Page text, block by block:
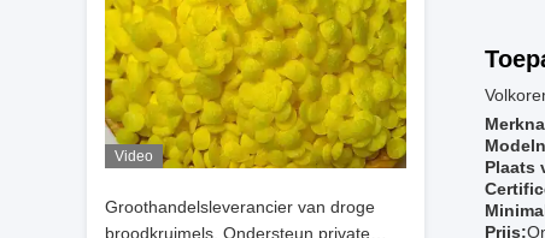
Video
Groothandelsleverancier van droge
broodkruimels. Ondersteun private
Plaats
Prijs: